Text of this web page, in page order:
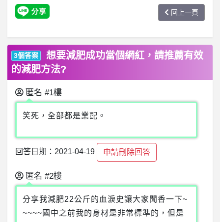
回上一頁
3個答案
想要減肥成功當個網紅，請推薦有效
的減肥方法?
匿名 #1樓
笑死，全部都是業配。
回答日期：2021-04-19 申請刪除回答
匿名 #2樓
分享我減肥22公斤的血淚史讓大家聞香一下~
~~~~國中之前我的身材是非常標準的，但是